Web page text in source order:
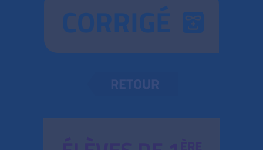
CORRIGÉ
RETOUR